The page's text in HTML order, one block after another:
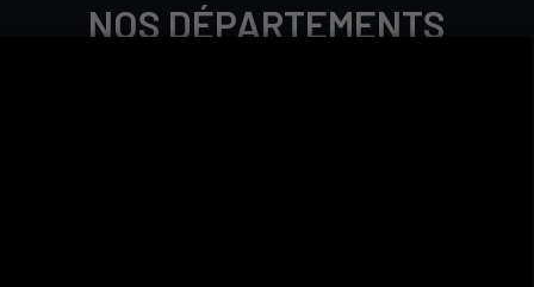
NOS DÉPARTEMENTS